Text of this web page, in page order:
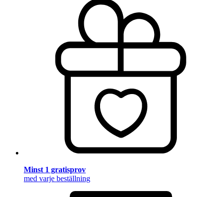
Minst 1 gratisprov
med varje beställning